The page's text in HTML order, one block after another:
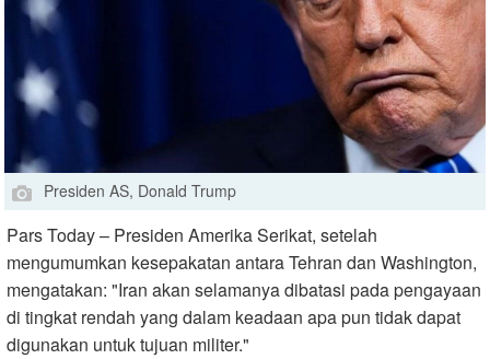
Presiden AS, Donald Trump
Pars Today – Presiden Amerika Serikat, setelah
mengumumkan kesepakatan antara Tehran dan Washington,
mengatakan: "Iran akan selamanya dibatasi pada pengayaan
di tingkat rendah yang dalam keadaan apa pun tidak dapat
digunakan untuk tujuan militer."